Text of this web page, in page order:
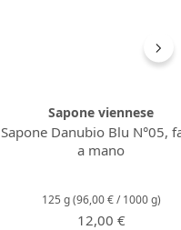
Sapone viennese
Sapone Danubio Blu N°05,
a mano
125 g(96,00 € / 1000 g)
Prezzo normale:
12,00 €